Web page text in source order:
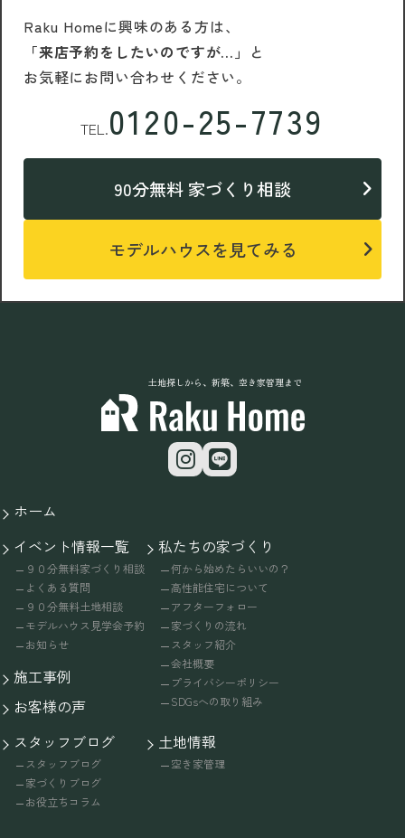
Raku Homeに興味のある方は、
「来店予約をしたいのですが…」 と
お気軽にお問い合わせください。
TEL.0120-25-7739
90分無料 家づくり相談
モデルハウスを見てみる
土地探しから、新築、空き家管理まで
ホーム
イベント情報一覧
９０分無料家づくり相談
よくある質問
９０分無料土地相談
モデルハウス見学会予約
お知らせ
施工事例
お客様の声
私たちの家づくり
何から始めたらいいの？
高性能住宅について
アフターフォロー
家づくりの流れ
スタッフ紹介
会社概要
プライバシーポリシー
SDGsへの取り組み
スタッフブログ
スタッフブログ
家づくりブログ
お役立ちコラム
土地情報
空き家管理